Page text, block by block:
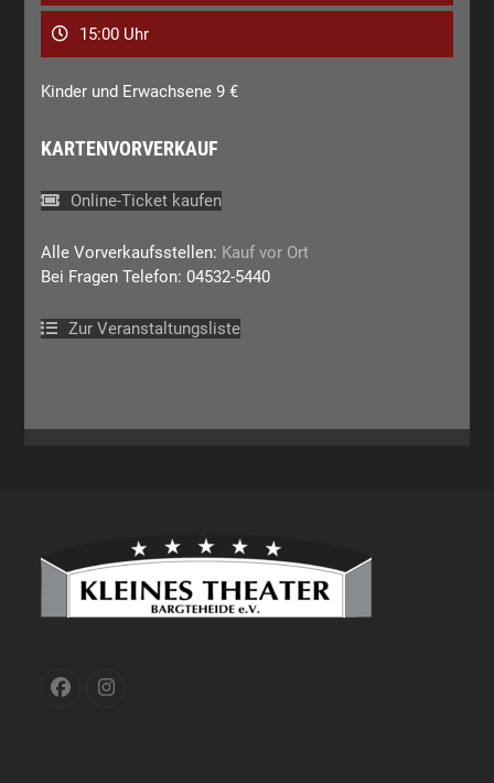
15:00 Uhr
Kinder und Erwachsene 9 €
KARTENVORVERKAUF
Online-Ticket kaufen
Alle Vorverkaufsstellen: Kauf vor Ort
Bei Fragen Telefon: 04532-5440
Zur Veranstaltungsliste
FacebookInstagram